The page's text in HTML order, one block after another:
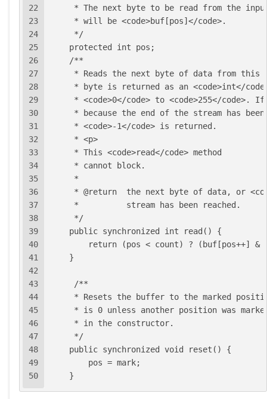
22
23
24
25
26
27
28
29
30
31
32
33
34
35
36
37
38
39
40
41
42
43
44
45
46
47
48
49
50
* The next byte to be read from the
     * will be <code>buf[pos]</code>.
     */
    protected int pos;
    /**
* Reads the next byte of data from this
* byte is returned as an <code>int</
* <code>0</code> to <code>255</code>.
* because the end of the stream has
     * <code>-1</code> is returned.
     * <p>
     * This <code>read</code> method
     * cannot block.
     *
* @return  the next byte of data, or
     *          stream has been reached.
     */
    public synchronized int read() {
return (pos < count) ? (buf[pos++] &
    }
     /**
* Resets the buffer to the marked
* is 0 unless another position was
     * in the constructor.
     */
    public synchronized void reset() {
        pos = mark;
    }